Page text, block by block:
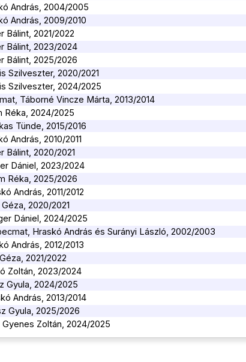
András, 2004/2005
András, 2009/2010
Bálint, 2021/2022
Bálint, 2023/2024
Bálint, 2025/2026
Szilveszter, 2020/2021
Szilveszter, 2024/2025
Táborné Vincze Márta, 2013/2014
Réka, 2024/2025
Tünde, 2015/2016
András, 2010/2011
Bálint, 2020/2021
Dániel, 2023/2024
Réka, 2025/2026
András, 2011/2012
2020/2021
Dániel, 2024/2025
Hraskó András és Surányi László, 2002/2003
András, 2012/2013
2021/2022
Zoltán, 2023/2024
Gyula, 2024/2025
András, 2013/2014
Gyula, 2025/2026
Zoltán, 2024/2025